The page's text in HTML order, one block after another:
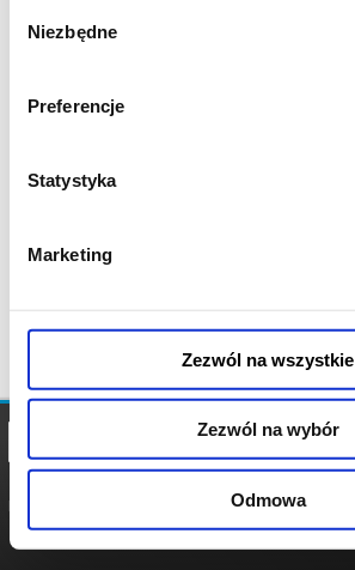
zgody
Niezbędne
Preferencje
Statystyka
Marketing
Zezwól na wszystkie
Zezwól na wybór
Odmowa
POLITYKA